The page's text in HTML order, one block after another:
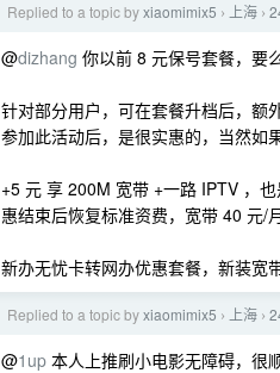
Replied to a topic byxiaomimix5 › 上海 ›
@dizhang 你以前 8 元保号套餐，要
针对部分用户，可在套餐升档后，额
参加此活动后，是很实惠的，当然如
+5 元 享 200M 宽带 +一路 IPTV ，
惠结束后恢复标准资费，宽带 40 元/
新办无忧卡转网办优惠套餐，新装宽
Replied to a topic byxiaomimix5 › 上海 ›
@1up 本人上推刷小电影无障碍，很